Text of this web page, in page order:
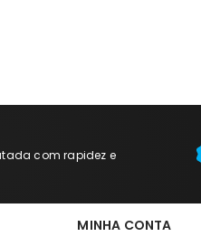
com rapidez e
MINHA CONTA